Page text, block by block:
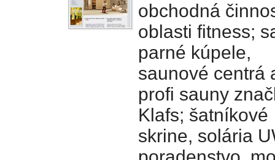
obchodná
oblasti fitness;
parné kúpele,
saunové centrá
profi sauny
Klafs; šatníkové
skrine, solária